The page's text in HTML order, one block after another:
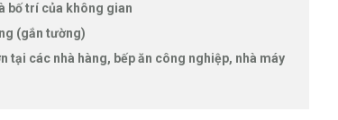
bố trí của không gian
(gắn tường)
tại các nhà hàng, bếp ăn công nghiệp, nhà máy